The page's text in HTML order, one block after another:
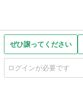
ぜひ譲ってください